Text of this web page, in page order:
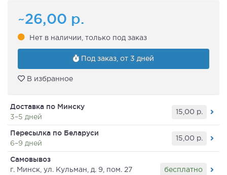
~26,00 р.
Нет в наличии, только под заказ
Под заказ, от 3 дней
В избранное
Доставка по Минску
3–5 дней
15,00 р.
Пересылка по Беларуси
6–9 дней
15,00 р.
Самовывоз
г. Минск, ул. Кульман, д. 9, пом. 27
бесплатно